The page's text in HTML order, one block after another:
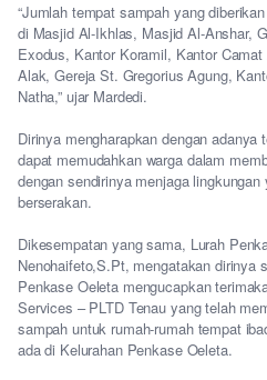
“Jumlah tempat sampah yang
di Masjid Al-Ikhlas, Masjid Al-Anshar,
Exodus, Kantor Koramil, Kantor
Alak, Gereja St. Gregorius Agung,
Natha,” ujar Mardedi.
Dirinya mengharapkan dengan
dapat memudahkan warga dalam
dengan sendirinya menjaga
berserakan.
Dikesempatan yang sama, Lurah
Nenohaifeto,S.Pt, mengatakan dirinya
Penkase Oeleta mengucapkan
Services – PLTD Tenau yang telah
sampah untuk rumah-rumah tempat
ada di Kelurahan Penkase Oeleta.